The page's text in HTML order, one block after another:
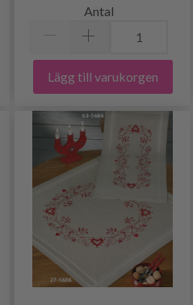
Antal
Lägg till varukorgen